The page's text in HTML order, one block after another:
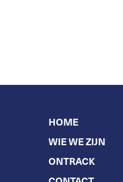
HOME
WIE WE ZIJN
ONTRACK